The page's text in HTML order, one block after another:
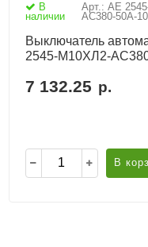
В
наличии
Арт.: АЕ
AC380-50А-
Выключатель
2545-М10ХЛ2-
7 132.25 р.
В